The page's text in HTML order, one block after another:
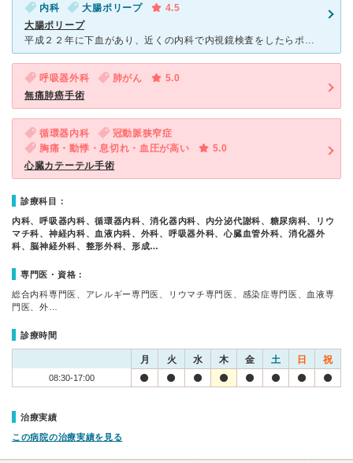
内科 大腸ポリープ
4.5
大腸ポリープ
平成２２年に下血があり、近くの内科で内視鏡検査をしたらポリープがあり、取って 検査したところ、クラス３（正常とも癌ともいえない）とのことで、もともと痔があるので出血は痔の方だといわれました。１年後再
呼吸器外科 肺がん
5.0
無痛肺癌手術
循環器内科
冠動脈狭窄症
胸痛・動悸・息切れ・血圧が高い
5.0
心臓カテーテル手術
診療科目：
内科、呼吸器内科、循環器内科、消化器内科、内分泌代謝科、糖尿病科、リウ
マチ科、神経内科、血液内科、外科、呼吸器外科、心臓血管外科、消化器外
科、脳神経外科、整形外科、形成…
専門医・資格：
総合内科専門医、アレルギー専門医、リウマチ専門医、感染症専門医、血液専
門医、外…
診療時間
月 火 水 木 金 土 日 祝
08:30-17:00
治療実績
この病院の治療実績を見る